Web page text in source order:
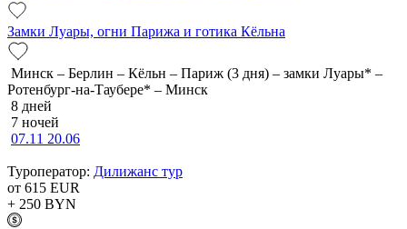
Замки Луары, огни Парижа и готика Кёльна
Минск – Берлин – Кёльн – Париж (3 дня) – замки Луары* –
Ротенбург-на-Таубере* – Минск
8 дней
7 ночей
07.11 20.06
Туроператор: Дилижанс тур
от 615 EUR
+ 250 BYN